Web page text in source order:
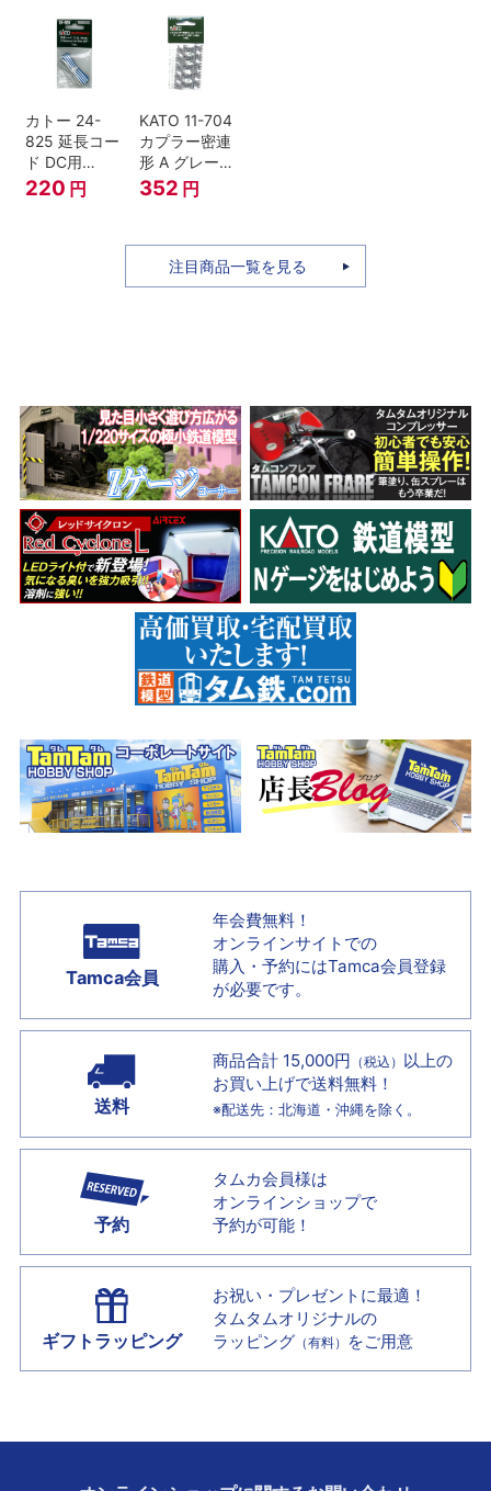
カトー 24-
825 延長コー
ド DC用
(90cm）
220 円
KATO 11-704
カプラー密連
形 A グレー
(20個入) (ア
ーノルドカプ
352 円
注目商品一覧を見る
Tamca会員
年会費無料！
オンラインサイトでの
購入・予約にはTamca会員登録
が必要です。
送料
商品合計 15,000円 （税込） 以上の
お買い上げで送料無料！
※配送先：北海道・沖縄を除く。
予約
タムカ会員様は
オンラインショップで
予約が可能！
ギフトラッピング
お祝い・プレゼントに最適！
タムタムオリジナルの
ラッピング （有料） をご用意